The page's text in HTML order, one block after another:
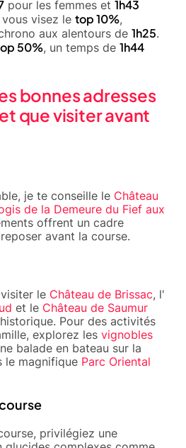
pour les femmes et 1h43
visez le top 10%,
aux alentours de 1h25.
50%, un temps de 1h44
bonnes adresses
que visiter avant
je te conseille le ​Château
de la Demeure du Fief aux
offrent un cadre
avant la course.
le ​Château de Brissac, l'
et le ​Château de Saumur
Pour des activités
explorez les ​vignobles
balade en bateau sur la
le magnifique ​Parc Oriental
privilégiez une